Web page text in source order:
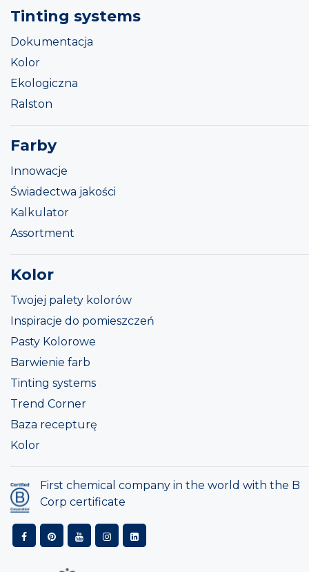
Tinting systems
Dokumentacja
Kolor
Ekologiczna
Ralston
Farby
Innowacje
Świadectwa jakości
Kalkulator
Assortment
Kolor
Twojej palety kolorów
Inspiracje do pomieszczeń
Pasty Kolorowe
Barwienie farb
Tinting systems
Trend Corner
Baza recepturę
Kolor
First chemical company in the world with the B
Corp certificate